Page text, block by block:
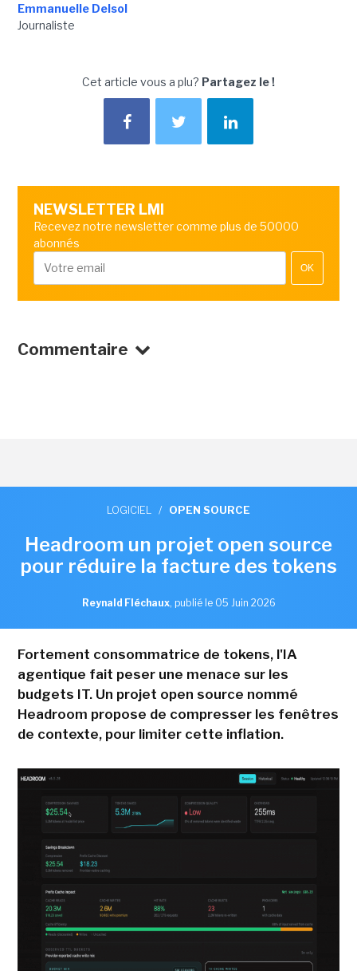
Emmanuelle Delsol
Journaliste
Cet article vous a plu? Partagez le !
NEWSLETTER LMI
Recevez notre newsletter comme plus de 50000
abonnés
OK
Commentaire
LOGICIEL / OPEN SOURCE
Headroom un projet open source
pour réduire la facture des tokens
Reynald Fléchaux, publié le 05 Juin 2026
Fortement consommatrice de tokens, l'IA
agentique fait peser une menace sur les
budgets IT. Un projet open source nommé
Headroom propose de compresser les fenêtres
de contexte, pour limiter cette inflation.